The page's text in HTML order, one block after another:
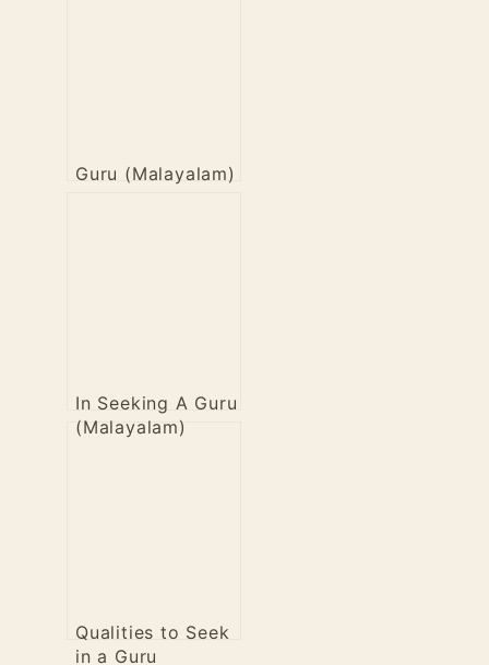
Guru (Malayalam)
In Seeking A Guru
(Malayalam)
Qualities to Seek
in a Guru